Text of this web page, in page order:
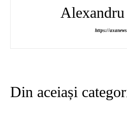
Alexandru
https://
Din aceiași